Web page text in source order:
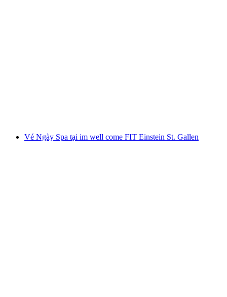
Vé Ngày Spa tại im well come FIT Einstein St. Gallen